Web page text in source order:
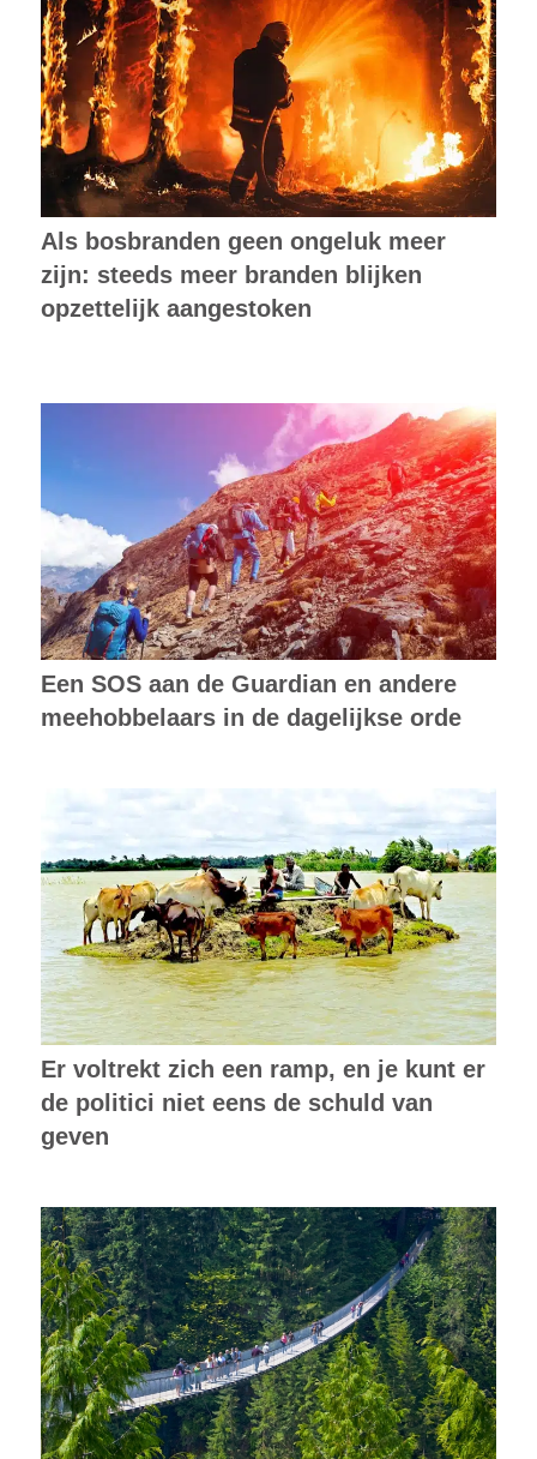
Als bosbranden geen ongeluk meer
zijn: steeds meer branden blijken
opzettelijk aangestoken
Een SOS aan de Guardian en andere
meehobbelaars in de dagelijkse orde
Er voltrekt zich een ramp, en je kunt er
de politici niet eens de schuld van
geven